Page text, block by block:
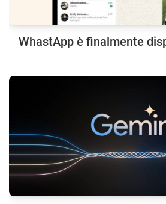
WhastApp è finalmente